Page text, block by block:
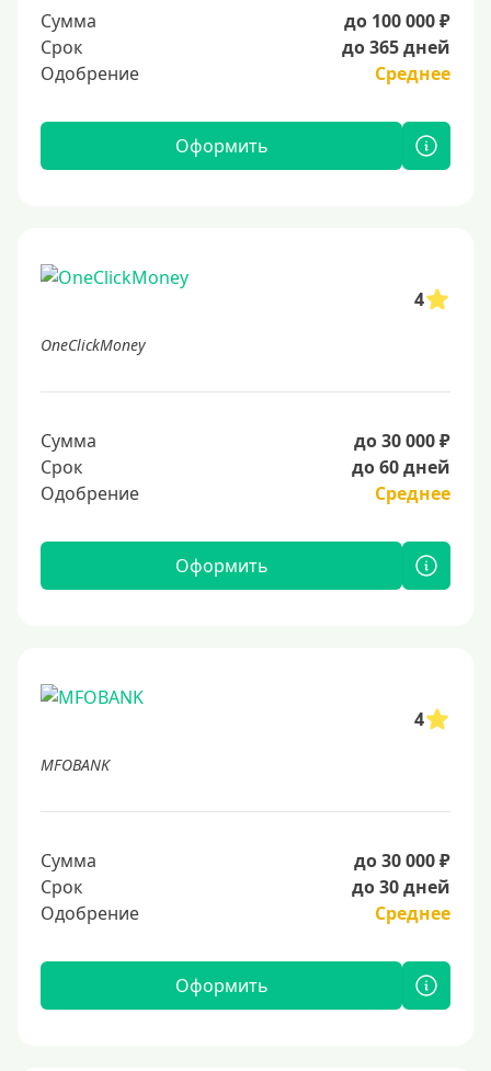
Сумма
до 100 000 ₽
Срок
до 365 дней
Одобрение
Среднее
Оформить
4
OneClickMoney
Сумма
до 30 000 ₽
Срок
до 60 дней
Одобрение
Среднее
Оформить
4
MFOBANK
Сумма
до 30 000 ₽
Срок
до 30 дней
Одобрение
Среднее
Оформить